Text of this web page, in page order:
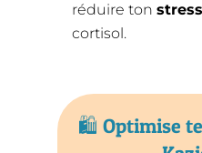
réduire ton stress
cortisol.
🛍️ Optimise